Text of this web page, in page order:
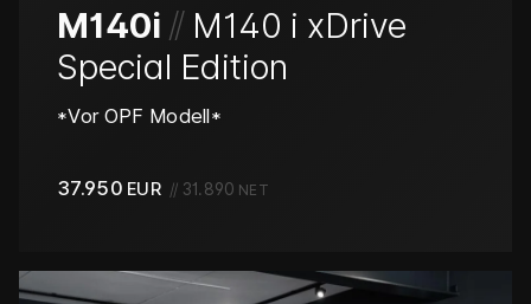
M140i // M140 i xDrive
Special Edition
*Vor OPF Modell*
37.950 EUR // 31.890 NET